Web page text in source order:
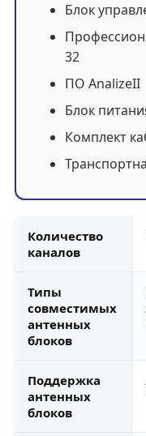
Блок
32
ПО AnalizeII
Блок
Комплект
Количество
каналов
Типы
совместимых
антенных
блоков
Поддержка
антенных
блоков